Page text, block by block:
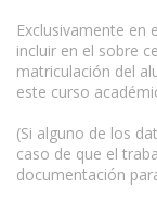
Exclusivamente en
incluir en el sobre
matriculación del
este curso
(Si alguno de los
caso de que el
documentación